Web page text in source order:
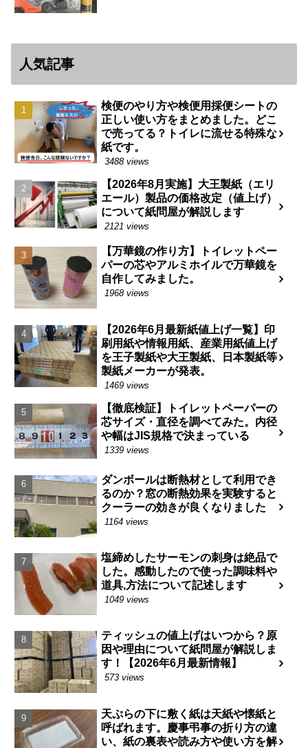
人気記事
検便のやり方や検便用採便シートの
正しい使い方をまとめました。どこ
で売ってる？トイレに流せる特殊な
紙です。
3488 views
【2026年8月実施】大王製紙（エリ
エール）製品の価格改定（値上げ）
について紙問屋が解説します
2121 views
【万華鏡の作り方】トイレットペー
パーの芯やアルミホイルで万華鏡を
自作してみました。
1968 views
【2026年6月最新紙値上げ一覧】印
刷用紙や情報用紙、産業用紙値上げ
を王子製紙や大王製紙、日本製紙等
製紙メーカーが発表。
1469 views
【徹底検証】トイレットペーパーの
芯サイズ・直径を調べてみた。内径
や幅はJIS規格で決まっている
1339 views
ダンボールは断熱材として利用でき
るのか？窓の断熱効果を実験すると
クーラーの効きが良くなりました
1164 views
塩締めしたサーモンの刺身は絶品で
した。感動したので使った調味料や
道具,方法について記述します
1049 views
ティッシュの値上げはいつから？原
因や理由について紙問屋が解説しま
す！【2026年6月最新情報】
573 views
天ぷらの下に敷く紙は天紙や懐紙と
呼ばれます。慶事弔事の折り方の違
い、紙の裏表や読み方や使い方を解